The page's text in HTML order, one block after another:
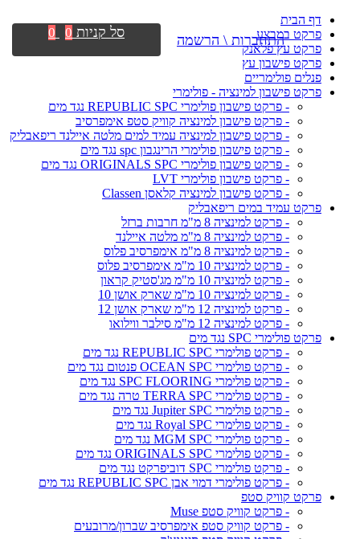
דף הבית
פרקט במבצע
פרקט עץ פלאנק
פרקט פישבון עץ
פנלים פולימריים
פרקט פישבון למינציה - פולימרי
- פרקט פישבון פולימרי REPUBLIC SPC נגד מים
- פרקט פישבון למינציה קוויק סטפ אימפרסיב
- פרקט פישבון למינציה עמיד למים מלטה איילנד ריפאבליק
- פרקט פישבון פולימרי הרינגבון spc נגד מים
- פרקט פישבון פולימרי ORIGINALS SPC נגד מים
- פרקט פישבון פולימרי LVT
- פרקט פישבון למינציה קלאסן Classen
פרקט עמיד במים ריפאבליק
- פרקט למינציה 8 מ"מ חרבות ברזל
- פרקט למינציה 8 מ"מ מלטה איילנד
- פרקט למינציה 8 מ"מ אימפרסיב פלוס
- פרקט למינציה 10 מ"מ אימפרסיב פלוס
- פרקט למינציה 10 מ"מ מג'סטיק קראון
- פרקט למינציה 10 מ"מ שארק אושן 10
- פרקט למינציה 12 מ"מ שארק אושן 12
- פרקט למינציה 12 מ"מ סילבר ווילואו
פרקט פולימרי SPC נגד מים
- פרקט פולימרי REPUBLIC SPC נגד מים
- פרקט פולימרי OCEAN SPC פנטום נגד מים
- פרקט פולימרי SPC FLOORING נגד מים
- פרקט פולימרי TERRA SPC טרה נגד מים
- פרקט פולימרי Jupiter SPC נגד מים
- פרקט פולימרי Royal SPC נגד מים
- פרקט פולימרי MGM SPC נגד מים
- פרקט פולימרי ORIGINALS SPC נגד מים
- פרקט פולימרי SPC דוביפרקט נגד מים
- פרקט פולימרי דמוי אבן REPUBLIC SPC נגד מים
פרקט קוויק סטפ
- פרקט קוויק סטפ Muse
- פרקט קוויק סטפ אימפרסיב שברון/מרובעים
התחברות \ הרשמה סל קניות 0
0